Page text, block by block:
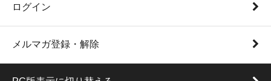
ログイン
メルマガ登録・解除